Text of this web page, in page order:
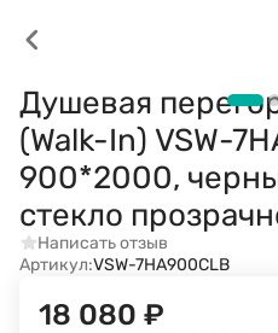
Душевая
(Walk-In) VSW-
900*2000,
стекло
Написать отзыв
Артикул:VSW-7HA900CLB
18 080 ₽